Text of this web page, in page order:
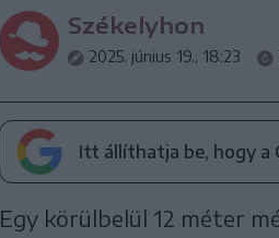
Székelyhon
2025. június 19., 18:23
Itt állíthatja be, hogy a
Egy körülbelül 12 méter